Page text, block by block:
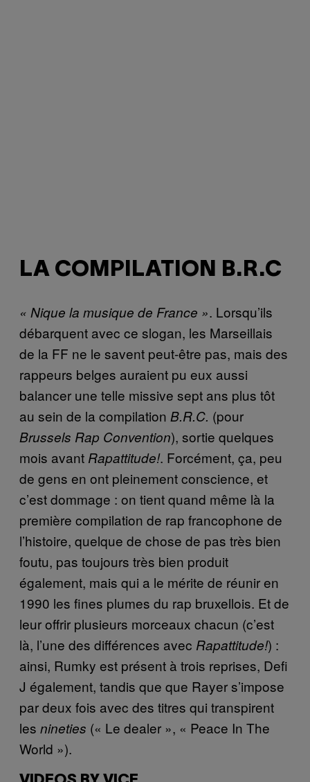
LA COMPILATION B.R.C
« Nique la musique de France ». Lorsqu’ils
débarquent avec ce slogan, les Marseillais
de la FF ne le savent peut-être pas, mais des
rappeurs belges auraient pu eux aussi
balancer une telle missive sept ans plus tôt
au sein de la compilation B.R.C. (pour
Brussels Rap Convention), sortie quelques
mois avant Rapattitude!. Forcément, ça, peu
de gens en ont pleinement conscience, et
c’est dommage : on tient quand même là la
première compilation de rap francophone de
l’histoire, quelque de chose de pas très bien
foutu, pas toujours très bien produit
également, mais qui a le mérite de réunir en
1990 les fines plumes du rap bruxellois. Et de
leur offrir plusieurs morceaux chacun (c’est
là, l’une des différences avec Rapattitude!) :
ainsi, Rumky est présent à trois reprises, Defi
J également, tandis que que Rayer s’impose
par deux fois avec des titres qui transpirent
les nineties (« Le dealer », « Peace In The
World »).